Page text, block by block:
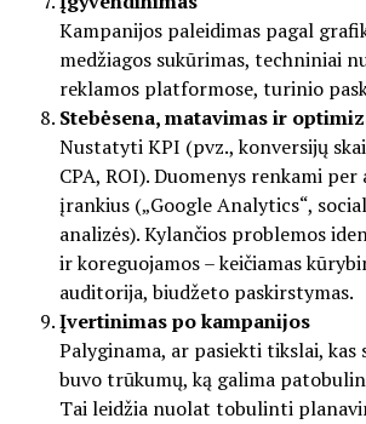
Kampanijos paleidimas pagal
medžiagos sukūrimas, techniniai
reklamos platformose, turinio
Stebėsena, matavimas ir
Nustatyti KPI (pvz., konversijų
CPA, ROI). Duomenys renkami
įrankius („Google Analytics“,
analizės). Kylančios problemos
ir koreguojamos – keičiamas
auditorija, biudžeto paskirstymas.
Įvertinimas po kampanijos
Palyginama, ar pasiekti tikslai, kas
buvo trūkumų, ką galima
Tai leidžia nuolat tobulinti